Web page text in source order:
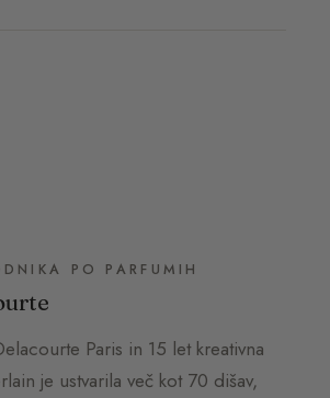
PO PARFUMIH
Paris in 15 let kreativna
je ustvarila več kot 70 dišav,